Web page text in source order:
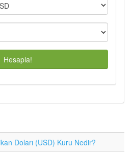
Hesapla!
Doları (USD) Kuru Nedir?